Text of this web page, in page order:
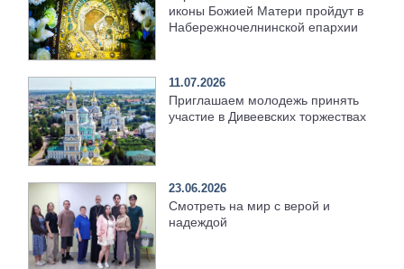
иконы Божией Матери пройдут в
Набережночелнинской епархии
11.07.2026
Приглашаем молодежь принять
участие в Дивеевских торжествах
23.06.2026
Смотреть на мир с верой и
надеждой